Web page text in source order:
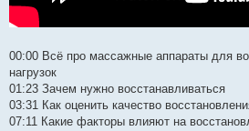
00:00 Всё про массажные аппараты для
нагрузок
01:23 Зачем нужно восстанавливаться
03:31 Как оценить качество
07:11 Какие факторы влияют на